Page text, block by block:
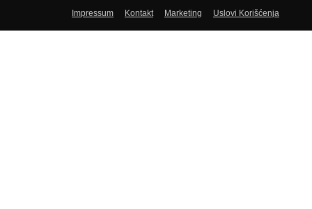
Impressum Kontakt Marketing Uslovi Korišćenja